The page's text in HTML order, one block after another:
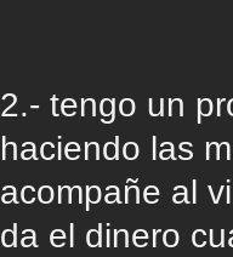
2.- tengo un
haciendo las
acompañe al
da el dinero